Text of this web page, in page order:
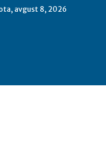
avgust 8, 2026